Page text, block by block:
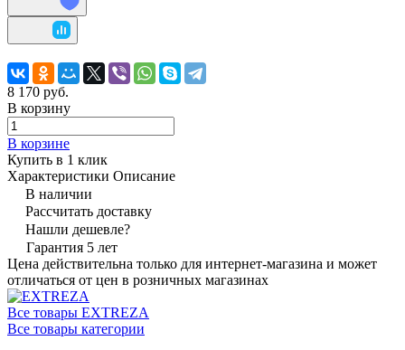
8 170 руб.
В корзину
В корзине
Купить в 1 клик
Характеристики Описание
В наличии
Рассчитать доставку
Нашли дешевле?
Гарантия 5 лет
Цена действительна только для интернет-магазина и может
отличаться от цен в розничных магазинах
Все товары EXTREZA
Все товары категории